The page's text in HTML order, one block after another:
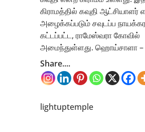
கிராமத்தில் கவுதி ஆட்சியாளர்
அழைக்கப்படும் சவுடப்ப
கட்டப்பட்ட, ராமேஸ்வரா கோவில்
அமைந்துள்ளது. ஹொய்சாளா –
Share....
lightuptemple